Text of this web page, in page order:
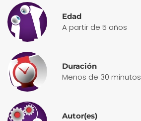
Edad
A partir de 5 años
Duración
Menos de 30 minutos
Autor(es)